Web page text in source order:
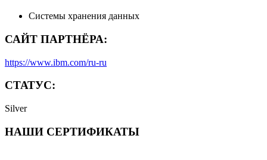
Системы хранения данных
САЙТ ПАРТНЁРА:
https://www.ibm.com/ru-ru
СТАТУС:
Silver
НАШИ СЕРТИФИКАТЫ